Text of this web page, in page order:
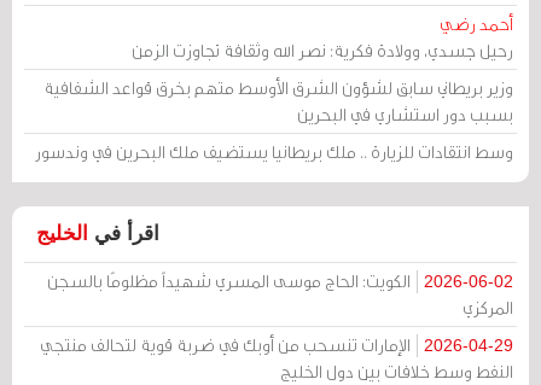
أحمد رضي
رحيل جسدي، وولادة فكرية: نصر الله وثقافة تجاوزت الزمن
وزير بريطاني سابق لشؤون الشرق الأوسط متهم بخرق قواعد الشفافية
بسبب دور استشاري في البحرين
وسط انتقادات للزيارة .. ملك بريطانيا يستضيف ملك البحرين في وندسور
اقرأ في الخليج
2026-06-02
الكويت: الحاج موسى المسري شهيداً مظلومًا بالسجن
المركزي
2026-04-29
الإمارات تنسحب من أوبك في ضربة قوية لتحالف منتجي
النفط وسط خلافات بين دول الخليج